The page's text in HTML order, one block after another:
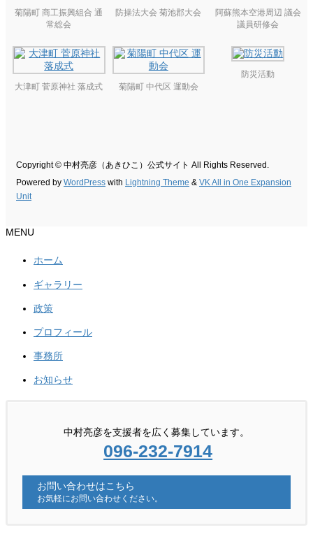
菊陽町 商工振興組合 通
常総会
防操法大会 菊池郡大会
阿蘇熊本空港周辺 議会
議員研修会
大津町 菅原神社 落成式 菊陽町 中代区 運動会
防災活動
Copyright © 中村亮彦（あきひこ）公式サイト All Rights Reserved.
Powered by WordPress with Lightning Theme & VK All in One Expansion
Unit
MENU
ホーム
ギャラリー
政策
プロフィール
事務所
お知らせ
中村亮彦を支援者を広く募集しています。
096-232-7914
お問い合わせはこちら
お気軽にお問い合わせください。